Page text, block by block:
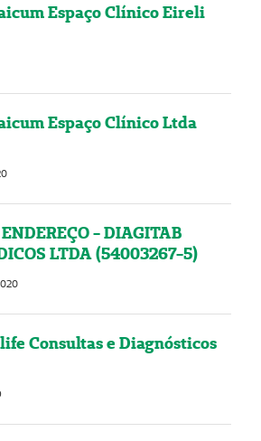
Espaço Clínico Eireli
Espaço Clínico Ltda
- DIAGITAB
LTDA (54003267-5)
Consultas e Diagnósticos